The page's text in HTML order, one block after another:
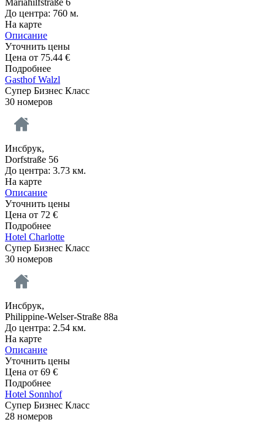
До центра: 760 м.
На карте
Описание
Уточнить цены
Цена от 75.44 €
Подробнее
Gasthof Walzl
Супер Бизнес Класс
30 номеров
Инсбрук,
Dorfstraße 56
До центра: 3.73 км.
На карте
Описание
Уточнить цены
Цена от 72 €
Подробнее
Hotel Charlotte
Супер Бизнес Класс
30 номеров
Инсбрук,
Philippine-Welser-Straße 88a
До центра: 2.54 км.
На карте
Описание
Уточнить цены
Цена от 69 €
Подробнее
Hotel Sonnhof
Супер Бизнес Класс
28 номеров